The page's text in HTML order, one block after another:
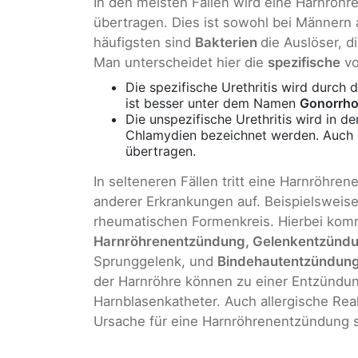
übertragen. Dies ist sowohl bei Männern
häufigsten sind Bakterien die Auslöser,
Man unterscheidet hier die spezifische
Die spezifische Urethritis wird durch
ist besser unter dem Namen
Die unspezifische Urethritis wird in
Chlamydien bezeichnet werden.
übertragen.
In selteneren Fällen tritt eine
anderer Erkrankungen auf.
rheumatischen Formenkreis. Hierbei
Harnröhrenentzündung,
Sprunggelenk, und
der Harnröhre können zu einer
Harnblasenkatheter. Auch allergische
Ursache für eine Harnröhrenentzündung